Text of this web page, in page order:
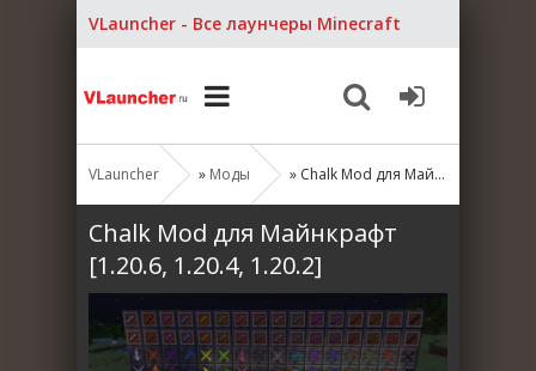
VLauncher - Все лаунчеры Minecraft
VLauncher » Моды » Chalk Mod для Майнкрафт [1.20.6, 1.20.4, 1.20.2]
Chalk Mod для Майнкрафт
[1.20.6, 1.20.4, 1.20.2]